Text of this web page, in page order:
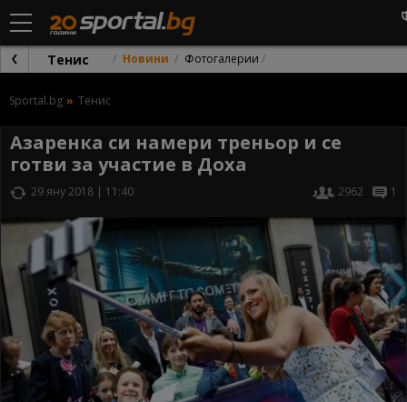
Тенис Новини Фотогалерии
Sportal.bg Тенис
Азаренка си намери треньор и се
готви за участие в Доха
29 яну 2018 | 11:40 2962 1